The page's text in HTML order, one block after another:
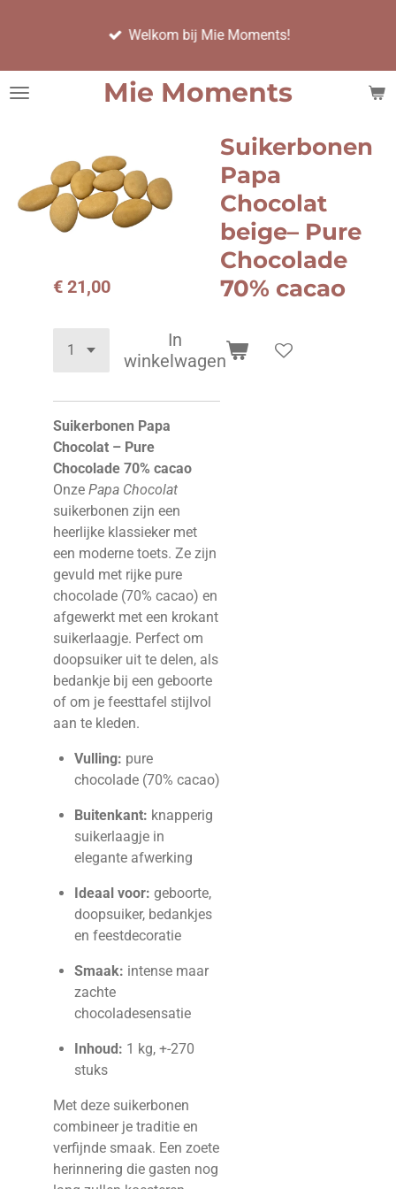
hoofdinhoud
Mie Moments
Welkom bij Mie Moments!
Suikerbonen
Papa
Chocolat
beige– Pure
Chocolade
70% cacao
€ 21,00
In
winkelwagen
Suikerbonen Papa
Chocolat – Pure
Chocolade 70% cacao
Onze Papa Chocolat
suikerbonen zijn een
heerlijke klassieker met
een moderne toets. Ze zijn
gevuld met rijke pure
chocolade (70% cacao) en
afgewerkt met een krokant
suikerlaagje. Perfect om
doopsuiker uit te delen, als
bedankje bij een geboorte
of om je feesttafel stijlvol
aan te kleden.
Vulling: pure
chocolade (70% cacao)
Buitenkant: knapperig
suikerlaagje in
elegante afwerking
Ideaal voor: geboorte,
doopsuiker, bedankjes
en feestdecoratie
Smaak: intense maar
zachte
chocoladesensatie
Inhoud: 1 kg, +-270
stuks
Met deze suikerbonen
combineer je traditie en
verfijnde smaak. Een zoete
herinnering die gasten nog